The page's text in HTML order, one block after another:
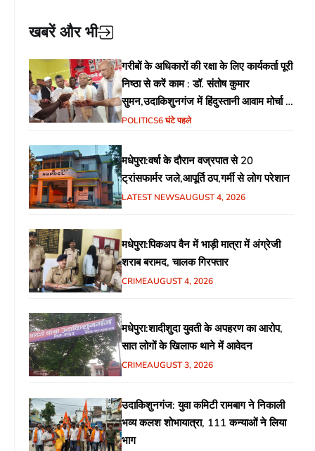
खबरें और भी
गरीबों के अधिकारों की रक्षा के लिए कार्यकर्ता पूरी
निष्ठा से करें काम : डॉ. संतोष कुमार
सुमन,उदाकिशुनगंज में हिंदुस्तानी आवाम मोर्चा के
गरीब चौपाल में शिक्षा, स्वास्थ्य, रोजगार समेत
POLITICS6 घंटे पहले
मधेपुरा:वर्षा के दौरान वज्रपात से 20
ट्रांसफार्मर जले,आपूर्ति ठप,गर्मी से लोग परेशान
LATEST NEWSAUGUST 4, 2026
मधेपुरा:पिकअप वैन में भाड़ी मात्रा में अंग्रेजी
शराब बरामद, चालक गिरफ्तार
CRIMEAUGUST 4, 2026
मधेपुरा:शादीशुदा युवती के अपहरण का आरोप,
सात लोगों के खिलाफ थाने में आवेदन
CRIMEAUGUST 3, 2026
उदाकिशुनगंज: युवा कमिटी रामबाग ने निकाली
भव्य कलश शोभायात्रा, 111 कन्याओं ने लिया
भाग